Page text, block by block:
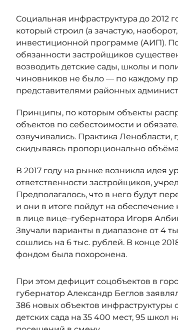
Социальная инфраструктура до 2012
который строил (а зачастую,
инвестиционной программе (АИП).
обязанности застройщиков
возводить детские сады, школы и
чиновников не было — по каждому
представителями районных
Принципы, по которым объекты
объектов по себестоимости и
озвучивались. Практика Ленобласти,
скидываясь пропорционально
В 2017 году на рынке возникла идея
ответственности застройщиков,
Предполагалось, что в него будут
и они в итоге пойдут на
в лице вице–губернатора Игоря
Звучали варианты в диапазоне от 4
сошлись на 6 тыс. рублей. В конце
фондом была похоронена.
При этом дефицит соцобъектов в
губернатор Александр Беглов
386 новых объектов
детских сада на 35 400 мест, 95 школ